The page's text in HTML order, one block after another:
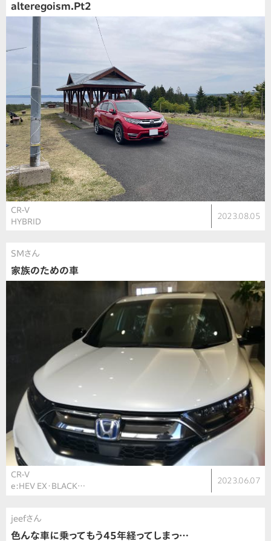
alteregoism.Pt2
CR-V
HYBRID
2023.08.05
SMさん
家族のための車
CR-V
e:HEV EX・BLACK…
2023.06.07
jeefさん
色んな車に乗ってもう45年経ってしまっ…